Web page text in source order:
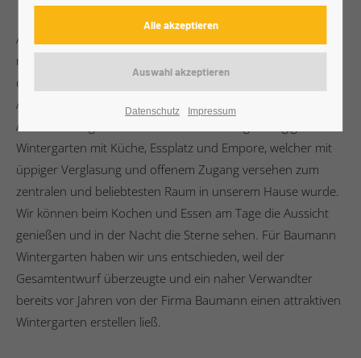
Am Anfang unserer Planung stand der Wunsch nach einer
neuen, großen Küche. Nach reiflicher Überlegung war klar,
dass sich dafür eine Terrasse anbot, die bereits über
Außenwände verfügte und sich bestens in das L-förmige
Anwesen integrieren ließ. So entstand ein großzügiger
Wintergarten mit Küche, Essplatz und Empore, welcher mit
üppiger Verglasung und offenem Zugang versehen zum
zentralen und beliebtesten Raum in unserem Hause wurde.
Wir können beim Kochen und Essen am Tage die Aussicht
genießen und in der Nacht die Sterne sehen. Für Baumann
Wintergarten haben wir uns entschieden, weil der
Gesamtentwurf überzeugte und ein naher Verwandter
bereits vor Jahren von der Firma Baumann einen attraktiven
Wintergarten erstellen ließ.
Datenschutz Impressum